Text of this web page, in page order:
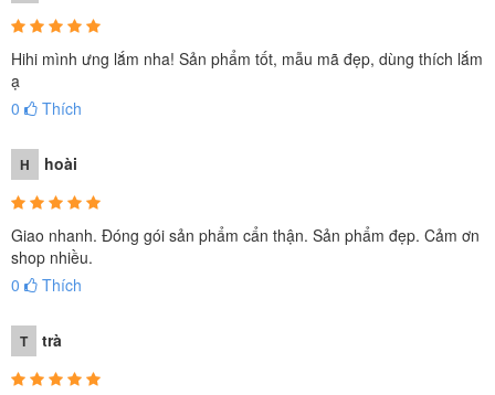
Hihi mình ưng lắm nha! Sản phẩm tốt, mẫu mã đẹp, dùng thích lắm
ạ
0
Thích
H hoài
Giao nhanh. Đóng gói sản phẩm cẩn thận. Sản phẩm đẹp. Cảm ơn
shop nhiều.
0
Thích
T trà